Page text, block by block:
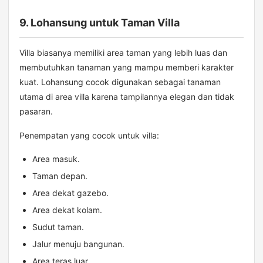
9. Lohansung untuk Taman Villa
Villa biasanya memiliki area taman yang lebih luas dan
membutuhkan tanaman yang mampu memberi karakter
kuat. Lohansung cocok digunakan sebagai tanaman
utama di area villa karena tampilannya elegan dan tidak
pasaran.
Penempatan yang cocok untuk villa:
Area masuk.
Taman depan.
Area dekat gazebo.
Area dekat kolam.
Sudut taman.
Jalur menuju bangunan.